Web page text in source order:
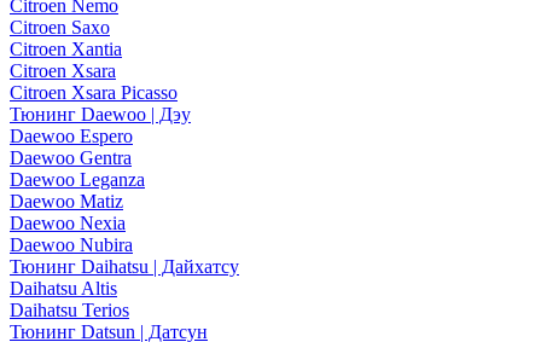
Citroen Nemo
Citroen Saxo
Citroen Xantia
Citroen Xsara
Citroen Xsara Picasso
Тюнинг Daewoo | Дэу
Daewoo Espero
Daewoo Gentra
Daewoo Leganza
Daewoo Matiz
Daewoo Nexia
Daewoo Nubira
Тюнинг Daihatsu | Дайхатсу
Daihatsu Altis
Daihatsu Terios
Тюнинг Datsun | Датсун